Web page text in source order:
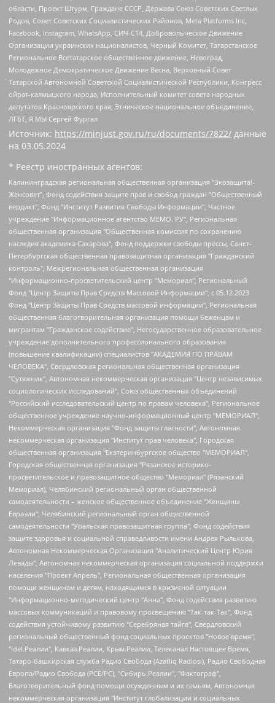
области, Проект Штурм, Граждане СССР, Держава Союз Советских Светлых
Родов, Совет Советских Социалистических Районов, Meta Platforms Inc,
Facebook, Instagram, WhatsApp, СИЧ-С14, Добровольческое Движение
Организации украинских националистов, Черный Комитет, Татарстанское
Региональное Всетатарское общественное движение, Невоград,
Молодежное Демократическое Движение Весна, Верховный Совет
Татарской Автономной Советской Социалистической Республики, Конгресс
ойрат-калмыцкого народа, Исполнительный комитет совета народных
депутатов Красноярского края, Этническое национальное объединение,
ЛГБТ, Я.МЫ Сергей Фургал
Источник: https://minjust.gov.ru/ru/documents/7822/ данные
на 03.05.2024
* Реестр иностранных агентов:
Калининградская региональная общественная организация "Экозащита!-Женсовет", Фонд содействия защите прав и свобод граждан "Общественный вердикт", Фонд "Институт Развития Свободы Информации", Частное учреждение "Информационное агентство МЕМО. РУ", Региональная общественная организация "Общественная комиссия по сохранению наследия академика Сахарова", Фонд поддержки свободы прессы, Санкт-Петербургская общественная правозащитная организация "Гражданский контроль", Межрегиональная общественная организация "Информационно-просветительский центр "Мемориал", Региональный Фонд "Центр Защиты Прав Средств Массовой Информации", с 05.12.2023 Фонд "Центр Защиты Прав Средств массовой информации", Региональная общественная благотворительная организация помощи беженцам и мигрантам "Гражданское содействие", Негосударственное образовательное учреждение дополнительного профессионального образования (повышение квалификации) специалистов "АКАДЕМИЯ ПО ПРАВАМ ЧЕЛОВЕКА", Свердловская региональная общественная организация "Сутяжник", Автономная некоммерческая организация "Центр независимых социологических исследований", Союз общественных объединений "Российский исследовательский центр по правам человека", Региональное общественное учреждение научно-информационный центр "МЕМОРИАЛ", Некоммерческая организация "Фонд защиты гласности", Автономная некоммерческая организация "Институт прав человека", Городская общественная организация "Екатеринбургское общество "МЕМОРИАЛ", Городская общественная организация "Рязанское историко-просветительское и правозащитное общество "Мемориал" (Рязанский Мемориал), Челябинский региональный орган общественной самодеятельности – женское общественное объединение "Женщины Евразии", Челябинский региональный орган общественной самодеятельности "Уральская правозащитная группа", Фонд содействия защите здоровья и социальной справедливости имени Андрея Рылькова, Автономная Некоммерческая Организация "Аналитический Центр Юрия Левады", Автономная некоммерческая организация социальной поддержки населения "Проект Апрель", Региональная общественная организация помощи женщинам и детям, находящимся в кризисной ситуации "Информационно-методический центр "Анна", Фонд содействия развитию массовых коммуникаций и правовому просвещению "Так-так-Так", Фонд содействия устойчивому развитию "Серебряная тайга", Свердловский региональный общественный фонд социальных проектов "Новое время", "Idel.Реалии", Кавказ.Реалии, Крым.Реалии, Телеканал Настоящее Время, Татаро-башкирская служба Радио Свобода (Azatliq Radiosi), Радио Свободная Европа/Радио Свобода (PCE/PC), "Сибирь.Реалии", "Фактограф", Благотворительный фонд помощи осужденным и их семьям, Автономная некоммерческая организация "Институт глобализации и социальных движений", Фонд "В защиту прав заключенных", Частное учреждение "Центр поддержки и содействия развитию средств массовой информации", Пензенский региональный общественный благотворительный фонд "Гражданский союз", "Север.Реалии", Некоммерческая организация Фонд "Правовая инициатива", Общество с ограниченной ответственностью "Радио Свободная Европа/Радио Свобода", Чешское информационное агентство "MEDIUM-ORIENT", Красноярская региональная общественная организация "Мы против СПИДа", Камалягин Денис Николаевич, Маркелов Сергей Евгеньевич, Пономарев Лев Александрович, Савицкая Людмила Алексеевна, Автономная некоммерческая организация "Центр по работе с проблемой насилия "НАСИЛИЮ.НЕТ", Межрегиональный профессиональный союз работников здравоохранения "Альянс врачей", Юридическое лицо, зарегистрированное в Латвийской Республике, SIA "Medusa Project" (регистрационный номер 40103797863, дата регистрации 10.06.2014), Некоммерческая организация "Фонд по борьбе с коррупцией", Автономная некоммерческая организация "Институт права и публичной политики", Баданин Роман Сергеевич, Гликин Максим Александрович, Железнова Мария Михайловна, Лукьянова Юлия Сергеевна, Маетная Елизавета Витальевна, Маняхин Петр Борисович, Чуракова Ольга Владимировна, Ярош Юлия Петровна, Юридическое лицо "The Insider SIA", зарегистрированное в Риге, Латвийская Республика (дата регистрации 26.06.2015), являющееся администратором доменного имени интернет-издания "The Insider SIA", https://theins.ru, Постернак Алексей Евгеньевич, Рубин Михаил Аркадьевич, Анин Роман Александрович, Юридическое лицо Istories fonds, зарегистрированное в Латвийской Республике (регистрационный номер 50008295751, дата регистрации 24.02.2020), Великовский Дмитрий Александрович, Долинина Ирина Николаевна, Мароховская Алеся Алексеевна, Шлейнов Роман Юрьевич, Шмагун Олеся Валентиновна, Общество с ограниченной ответственностью "Альтаир 2021", Общество с ограниченной ответственностью "Вега 2021", Общество с ограниченной ответственностью "Главный редактор 2021", Общество с ограниченной ответственностью "Ромашки монолит", Важенков Артем Валерьевич, Ивановская областная общественная организация "Центр гендерных исследований", Гурман Юрий Альбертович, Медиапроект "ОВД-Инфо", Егоров Владимир Владимирович, Жилинский Владимир Александрович, Общество с ограниченной ответственностью "ЗП", Иванова София Юрьевна, Карезина Инна Павловна, Кильтау Екатерина Викторовна, Петров Алексей Викторович, Пискунов Сергей Евгеньевич, Смирнов Сергей Сергеевич, Тихонов Михаил Сергеевич, Общество с ограниченной ответственностью "ЖУРНАЛИСТ-ИНОСТРАННЫЙ АГЕНТ", Арапова Галина Юрьевна, Вольтская Татьяна Анатольевна, Американская компания "Mason G.E.S. Anonymous Foundation" (США), являющаяся владельцем интернет-издания https://mnews.world/, Компания "Stichting Bellingcat", зарегистрированная в Нидерландах (дата регистрации 11.07.2018), Захаров Андрей Вячеславович, Клепиковская Екатерина Дмитриевна, Общество с ограниченной ответственностью "МЕМО", Перл Роман Александрович, Симонов Евгений Алексеевич, Соловьева Елена Анатольевна, Сотников Даниил Владимирович, Сурначева Елизавета Дмитриевна, Автономная некоммерческая организация по защите прав человека и информированию населения "Якутия – Наше Мнение", Общество с ограниченной ответственностью "Москоу диджитал медиа", с 26.01.2023 Общество с ограниченной ответственностью "Чайка Белые сады", Ветошкина Валерия Валерьевна, Заговора Максим Александрович, Межрегиональное общественное движение "Российская ЛГБТ - сеть", Оленичев Максим Владимирович, Павлов Иван Юрьевич, Скворцова Елена Сергеевна, Общество с ограниченной ответственностью "Как бы инагент", Кочетков Игорь Викторович, Общество с ограниченной ответственностью "Честные выборы", Еланчик Олег Александрович, Общество с ограниченной ответственностью "Нобелевский призыв", Гималова Регина Эмилевна, Григорьев Андрей Валерьевич, Григорьева Алина Александровна, Ассоциация по содействию защите прав призывников, альтернативнослужащих и военнослужащих "Правозащитная группа "Гражданин.Армия.Право", Хисамова Регина Фаритовна, Автономная некоммерческая организация по реализации социально-правовых программ "Лилит", Дальневосточное общественное движение "Маяк", Санкт-Петербургская ЛГБТ-инициативная группа "Выход", Инициативная группа ЛГБТ+ "Реверс", Алексеев Андрей Викторович, Бекбулатова Таисия Львовна, Беляев Иван Михайлович, Владыкина Елена Сергеевна, Гельман Марат Александрович, Никульшина Вероника Юрьевна, Толоконникова Надежда Андреевна, Шендерович Виктор Анатольевич, Общество с ограниченной ответственностью "Данное сообщение", Общество с ограниченной ответственностью Издательский дом "Новая глава", Айнбиндер Александра Александровна, Московский комьюнити-центр для ЛГБТ+инициатив, Благотворительный фонд развития филантропии, Deutsche Welle (Германия, Kurt-Schumacher-Strasse 3, 53113 Bonn), Борзунова Мария Михайловна, Воробьев Виктор Викторович, Голубева Анна Львовна, Константинова Алла Михайловна, Малкова Ирина Владимировна, Мурадов Мурад Абдулгалимович, Осетинская Елизавета Николаевна, Понасенков Евгений Николаевич, Ганапольский Матвей Юрьевич, Киселев Евгений Алексеевич, Борухович Ирина Григорьевна, Дремин Иван Тимофеевич, Дубровский Дмитрий Викторович, Красноярская региональная общественная организация поддержки и развития альтернативных образовательных технологий и межкультурных коммуникаций "ИНТЕРРА", Маяковская Екатерина Алексеевна, Фейгин Марк Захарович, Филимонов Андрей Викторович, Дзугкоева Регина Николаевна, Доброхотов Роман Александрович, Дудь Юрий Александрович, Елкин Сергей Владимирович, Кругликов Кирилл Игоревич, Сабунаева Мария Леонидовна, Семенов Алексей Владимирович, Шаинян Карен Багратович, Шульман Екатерина Михайловна, Асафьев Артур Валерьевич, Вахштайн Виктор Семенович, Венедиктов Алексей Алексеевич, Лушникова Екатерина Евгеньевна, Волков Леонид Михайлович, Невзоров Александр Глебович, Пархоменко Сергей Борисович, Сироткин Ярослав Николаевич, Кара-Мурза Владимир Владимирович, Баранова Наталья Владимировна, Гозман Леонид Яковлевич, Кагарлицкий Борис Юльевич, Климарев Михаил Валерьевич, Милов Владимир Станиславович, Автономная некоммерческая организация Краснодарский центр современного искусства "Типография", Моргенштерн Алишер Тагирович, Соболь Любовь Эдуардовна, Общество с ограниченной ответственностью "ЛИЗА НОРМ", Каспаров Гарри Кимович, Ходорковский Михаил Борисович, Общество с ограниченной ответственностью "Апрельские тезисы", Данилович Ирина Брониславовна, Кашин Олег Владимирович, Петров Николай Владимирович, Пивоваров Алексей Владимирович, Соколов Михаил Владимирович, Цветкова Юлия Владимировна, Чичваркин Евгений Александрович, Комитет против пыток/Команда против пыток, Общество с ограниченной ответственностью "Первый научный", Общество с ограниченной ответственностью "Вертолет и ко", Белоцерковская Вероника Борисовна, Кац Максим Евгеньевич, Лазарева Татьяна Юрьевна, Шаведдинов Руслан Табризович, Яшин Илья Валерьевич, Общество с ограниченной ответственностью "Иноагент ААВ", Алешковский Дмитрий Петрович, Альбац Евгения Марковна, Быков Дмитрий Львович, Галямина Юлия Евгеньевна, Лойко Сергей Леонидович, Мартынов Кирилл Константинович, Медведев Сергей Александрович, Крашенинников Федор Геннадиевич, Гордеева Катерина Вл